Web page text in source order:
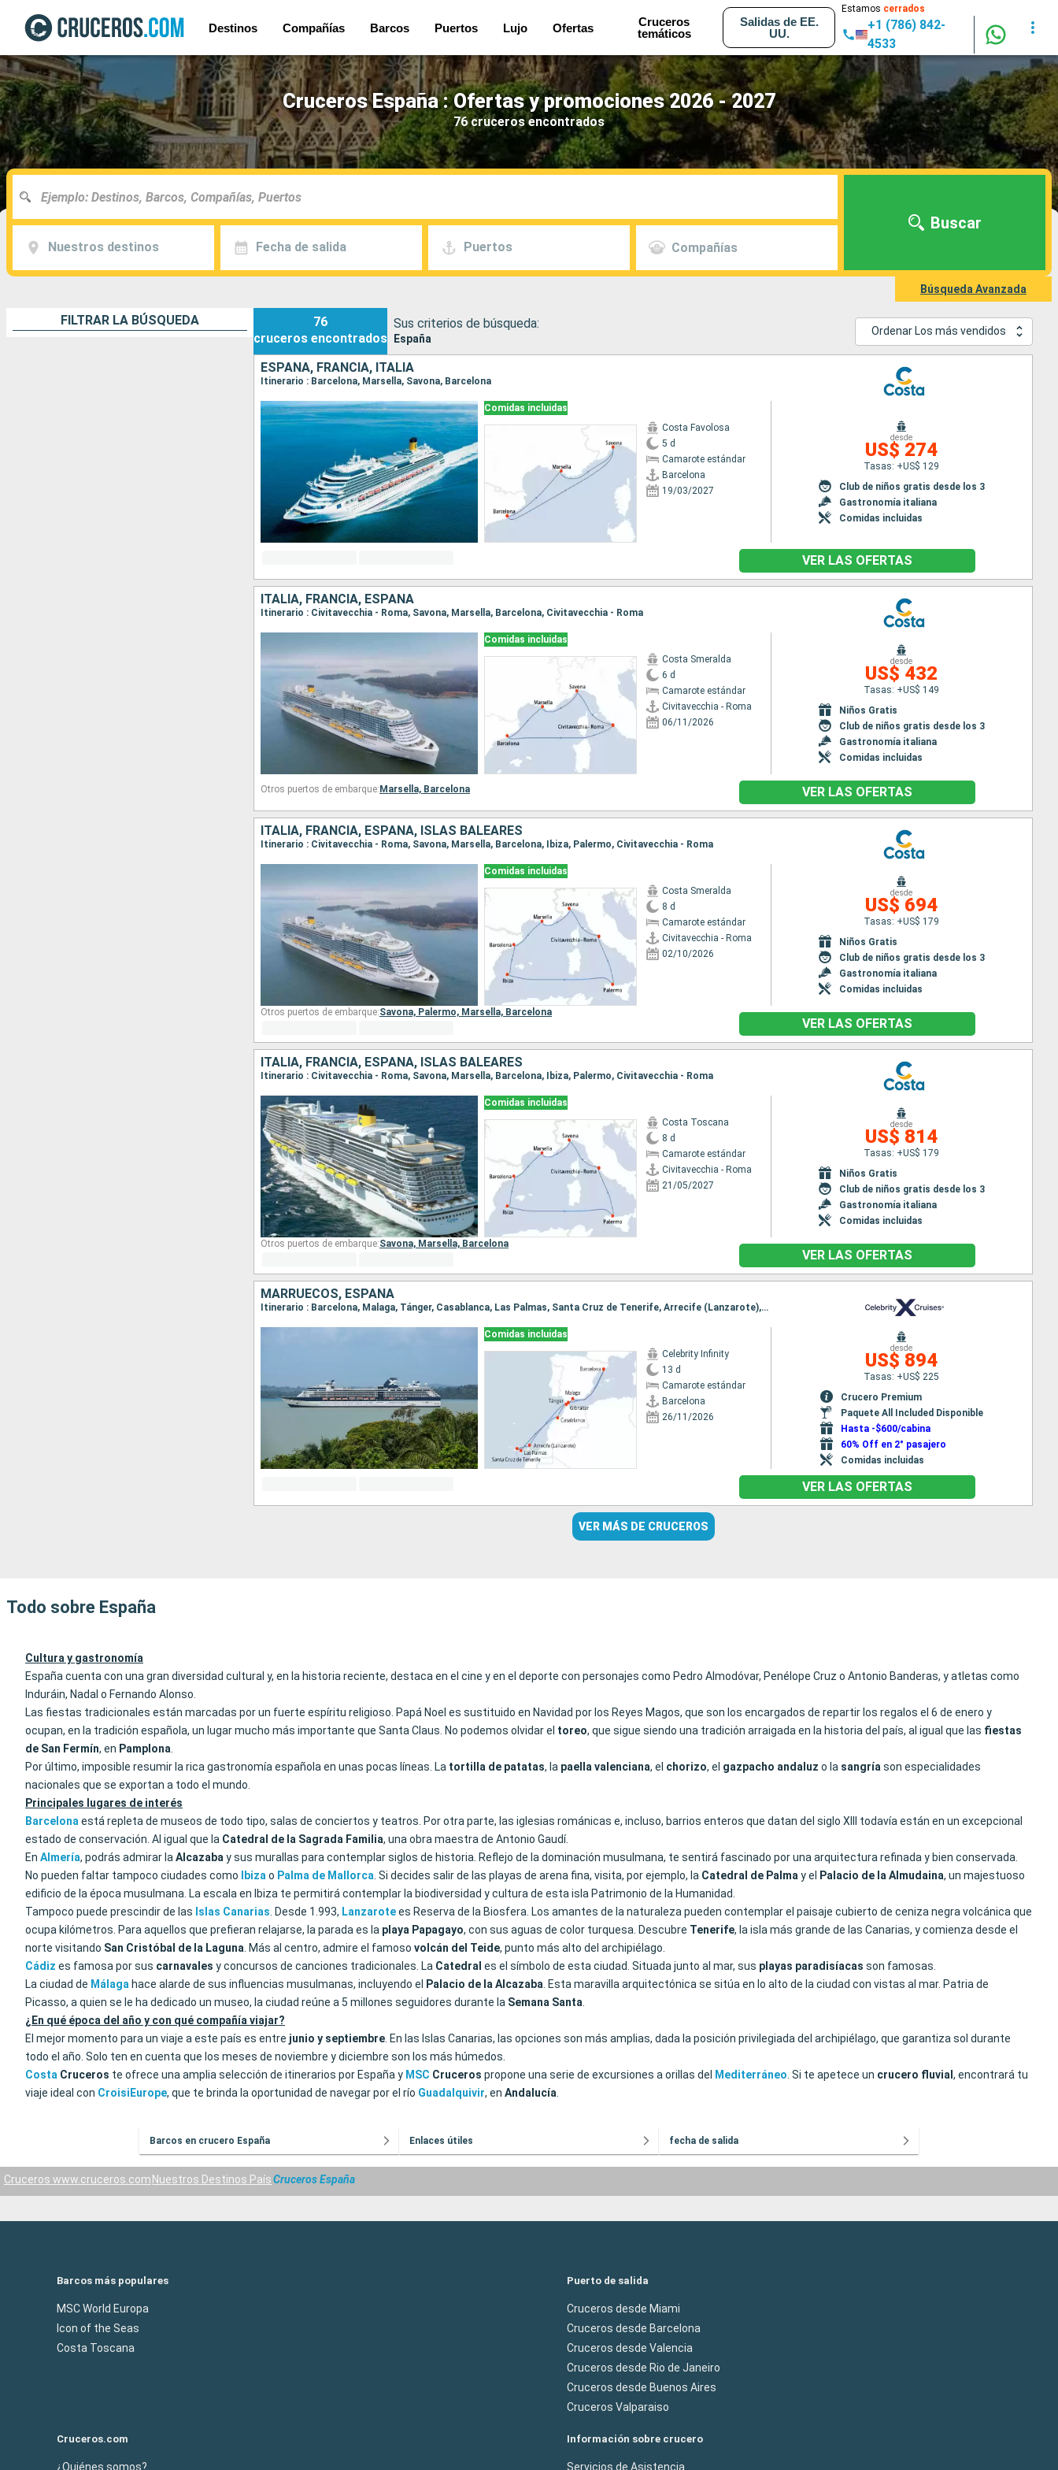
Destinos Compañías Barcos Puertos Lujo Ofertas
Cruceros
temáticos
Salidas de EE.
UU.
Estamos cerrados
+1 (786) 842-
4533
Cruceros España : Ofertas y promociones 2026 - 2027
76 cruceros encontrados
Nuestros destinos Fecha de salida Puertos Compañías
Buscar
Búsqueda Avanzada
FILTRAR LA BÚSQUEDA
76
cruceros encontrados
Sus criterios de búsqueda:
España
Ordenar Los más vendidos
ESPAÑA, FRANCIA, ITALIA
Itinerario : Barcelona, Marsella, Savona, Barcelona
Comidas incluidas
Costa Favolosa
5 d
Camarote estándar
Barcelona
19/03/2027
desde
US$ 274
Tasas: +US$ 129
Club de niños gratis desde los 3
Gastronomía italiana
Comidas incluidas
VER LAS OFERTAS
ITALIA, FRANCIA, ESPAÑA
Itinerario : Civitavecchia - Roma, Savona, Marsella, Barcelona, Civitavecchia - Roma
Comidas incluidas
Costa Smeralda
6 d
Camarote estándar
Civitavecchia - Roma
06/11/2026
desde
US$ 432
Tasas: +US$ 149
Niños Gratis
Club de niños gratis desde los 3
Gastronomía italiana
Comidas incluidas
Otros puertos de embarque: Marsella, Barcelona VER LAS OFERTAS
ITALIA, FRANCIA, ESPAÑA, ISLAS BALEARES
Itinerario : Civitavecchia - Roma, Savona, Marsella, Barcelona, Ibiza, Palermo, Civitavecchia - Roma
Comidas incluidas
Costa Smeralda
8 d
Camarote estándar
Civitavecchia - Roma
02/10/2026
desde
US$ 694
Tasas: +US$ 179
Niños Gratis
Club de niños gratis desde los 3
Gastronomía italiana
Comidas incluidas
Otros puertos de embarque:Savona, Palermo, Marsella, Barcelona
VER LAS OFERTAS
ITALIA, FRANCIA, ESPAÑA, ISLAS BALEARES
Itinerario : Civitavecchia - Roma, Savona, Marsella, Barcelona, Ibiza, Palermo, Civitavecchia - Roma
Comidas incluidas
Costa Toscana
8 d
Camarote estándar
Civitavecchia - Roma
21/05/2027
desde
US$ 814
Tasas: +US$ 179
Niños Gratis
Club de niños gratis desde los 3
Gastronomía italiana
Comidas incluidas
Otros puertos de embarque:Savona, Marsella, Barcelona
VER LAS OFERTAS
MARRUECOS, ESPAÑA
Itinerario : Barcelona, Malaga, Tánger, Casablanca, Las Palmas, Santa Cruz de Tenerife, Arrecife (Lanzarote), Gibraltar, Barcelona
Comidas incluidas
Celebrity Infinity
13 d
Camarote estándar
Barcelona
26/11/2026
desde
US$ 894
Tasas: +US$ 225
Crucero Premium
Paquete All Included Disponible
Hasta -$600/cabina
60% Off en 2° pasajero
Comidas incluidas
VER LAS OFERTAS
VER MÁS DE CRUCEROS
Todo sobre España
Cultura y gastronomía
España cuenta con una gran diversidad cultural y, en la historia reciente, destaca en el cine y en el deporte con personajes como Pedro Almodóvar, Penélope Cruz o Antonio Banderas, y atletas como
Induráin, Nadal o Fernando Alonso.
Las fiestas tradicionales están marcadas por un fuerte espíritu religioso. Papá Noel es sustituido en Navidad por los Reyes Magos, que son los encargados de repartir los regalos el 6 de enero y
ocupan, en la tradición española, un lugar mucho más importante que Santa Claus. No podemos olvidar el toreo, que sigue siendo una tradición arraigada en la historia del país, al igual que las fiestas
de San Fermín, en Pamplona
Por último, imposible resumir la rica gastronomía española en unas pocas líneas. La tortilla de patatas, la paella valenciana, el chorizo, el gazpacho andaluz o la sangría son especialidades
nacionales que se exportan a todo el mundo.
Principales lugares de interés
Barcelona está repleta de museos de todo tipo, salas de conciertos y teatros. Por otra parte, las iglesias románicas e, incluso, barrios enteros que datan del siglo XIII todavía están en un excepcional
estado de conservación. Al igual que la Catedral de la Sagrada Familia, una obra maestra de Antonio Gaudí.
En Almería, podrás admirar la Alcazaba y sus murallas para contemplar siglos de historia. Reflejo de la dominación musulmana, te sentirá fascinado por una arquitectura refinada y bien conservada.
No pueden faltar tampoco ciudades como
Ibiza o Palma de Mallorca . Si decides salir de las playas de arena fina, visita, por ejemplo, la Catedral de Palma y el Palacio de la Almudaina, un majestuoso
edificio de la época musulmana. La escala en Ibiza te permitirá contemplar la biodiversidad y cultura de esta isla Patrimonio de la Humanidad.
Tampoco puede prescindir de las Islas Canarias . Desde 1.993, Lanzarotees Reserva de la Biosfera. Los amantes de la naturaleza pueden contemplar el paisaje cubierto de ceniza negra volcánica que
ocupa kilómetros. Para aquellos que prefieran relajarse, la parada es la playa Papagayo, con sus aguas de color turquesa. Descubre Tenerife, la isla más grande de las Canarias, y comienza desde el
norte visitando San Cristóbal de la Laguna . Más al centro, admire el famoso volcán del Teide, punto más alto del archipiélago.
Cádiz es famosa por sus carnavales y concursos de canciones tradicionales. La Catedral es el símbolo de esta ciudad. Situada junto al mar, sus playas paradisíacas son famosas.
La ciudad de Málaga hace alarde de sus influencias musulmanas, incluyendo el Palacio de la Alcazaba . Esta maravilla arquitectónica se sitúa en lo alto de la ciudad con vistas al mar. Patria de
Picasso, a quien se le ha dedicado un museo, la ciudad reúne a 5 millones seguidores durante la Semana Santa
¿En qué época del año y con qué compañía viajar?
El mejor momento para un viaje a este país es entre junio y septiembre . En las Islas Canarias, las opciones son más amplias, dada la posición privilegiada del archipiélago, que garantiza sol durante
todo el año. Solo ten en cuenta que los meses de noviembre y diciembre son los más húmedos.
Costa Cruceros te ofrece una amplia selección de itinerarios por España y MSC Cruceros propone una serie de excursiones a orillas del Mediterráneo . Si te apetece un crucero fluvial , encontrará tu
viaje ideal con CroisiEurope, que te brinda la oportunidad de navegar por el río Guadalquivir, en Andalucía
Barcos en crucero España Enlaces útiles fecha de salida
Cruceros www.cruceros.com Nuestros Destinos PaísCruceros España
Barcos más populares
MSC World Europa
Icon of the Seas
Costa Toscana
Puerto de salida
Cruceros desde Miami
Cruceros desde Barcelona
Cruceros desde Valencia
Cruceros desde Rio de Janeiro
Cruceros desde Buenos Aires
Cruceros Valparaiso
Cruceros.com
¿Quiénes somos?
Información sobre crucero
Servicios de Asistencia